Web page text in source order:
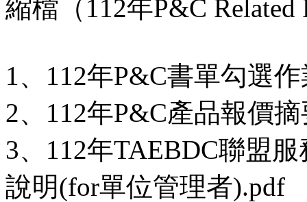
縮檔（112年P&C
1、112年P&C書單勾選
2、112年P&C產品報價
3、112年TAEBDC聯盟
說明(for單位管理者).pdf